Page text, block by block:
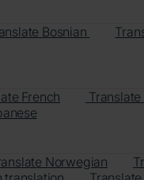
Bosnian
French
Norwegian